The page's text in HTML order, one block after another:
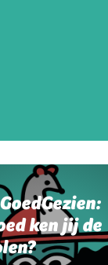
GoedGezien:
ken jij de